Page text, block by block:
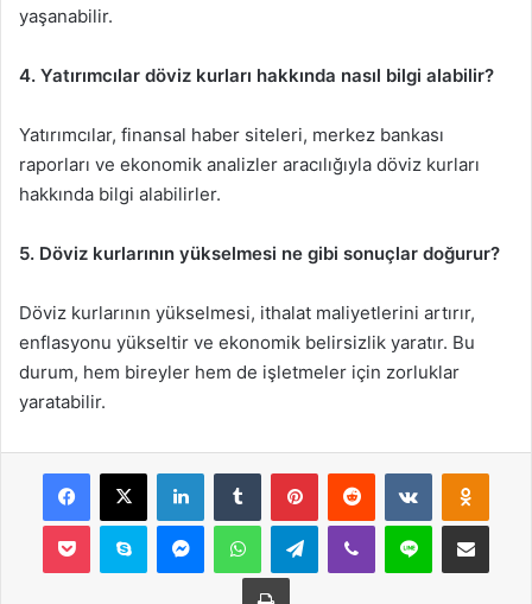
yaşanabilir.
4. Yatırımcılar döviz kurları hakkında nasıl bilgi alabilir?
Yatırımcılar, finansal haber siteleri, merkez bankası
raporları ve ekonomik analizler aracılığıyla döviz kurları
hakkında bilgi alabilirler.
5. Döviz kurlarının yükselmesi ne gibi sonuçlar doğurur?
Döviz kurlarının yükselmesi, ithalat maliyetlerini artırır,
enflasyonu yükseltir ve ekonomik belirsizlik yaratır. Bu
durum, hem bireyler hem de işletmeler için zorluklar
yaratabilir.
Facebook
X LinkedInTumblr PinterestReddit VKontakte
Pocket Skype MessengerWhatsAppTelegramViber Line E-Posta ile
Yazdır